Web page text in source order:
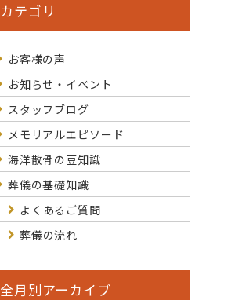
カテゴリ
お客様の声
お知らせ・イベント
スタッフブログ
メモリアルエピソード
海洋散骨の豆知識
葬儀の基礎知識
よくあるご質問
葬儀の流れ
全月別アーカイブ